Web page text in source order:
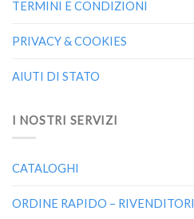
TERMINI E CONDIZIONI
PRIVACY & COOKIES
AIUTI DI STATO
I NOSTRI SERVIZI
CATALOGHI
ORDINE RAPIDO – RIVENDITORI